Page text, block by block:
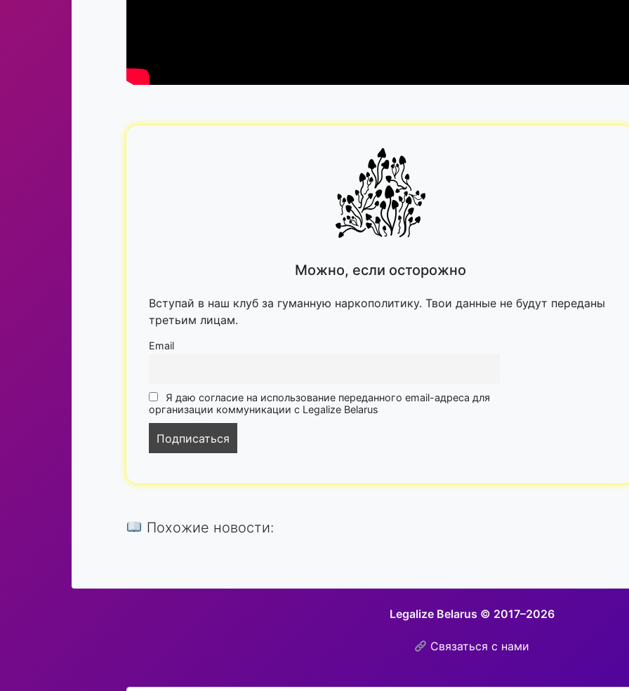
Можно, если осторожно
Вступай в наш клуб за гуманную наркополитику. Твои данные не будут переданы
третьим лицам.
Email
Я даю согласие на использование переданного email-адреса для
организации коммуникации с Legalize Belarus
Похожие новости:
Legalize Belarus © 2017–2026
Связаться с нами